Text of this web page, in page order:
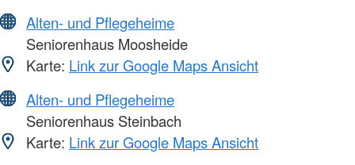
Alten- und Pflegeheime
Seniorenhaus Moosheide
Karte: Link zur Google Maps Ansicht
Alten- und Pflegeheime
Seniorenhaus Steinbach
Karte: Link zur Google Maps Ansicht